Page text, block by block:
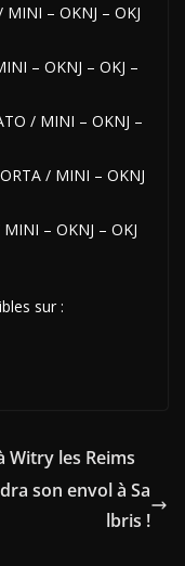
– OKNJ – OKJ
– OKNJ – OKJ –
/ MINI – OKNJ –
/ MINI – OKNJ
– OKNJ – OKJ
sur :
Witry les Reims
son envol à Sa
lbris !